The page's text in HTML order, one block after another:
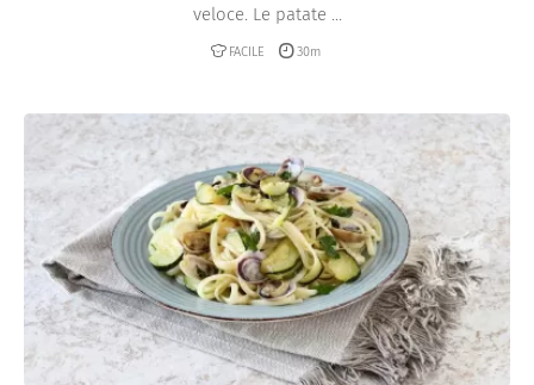
veloce. Le patate ...
FACILE 30m